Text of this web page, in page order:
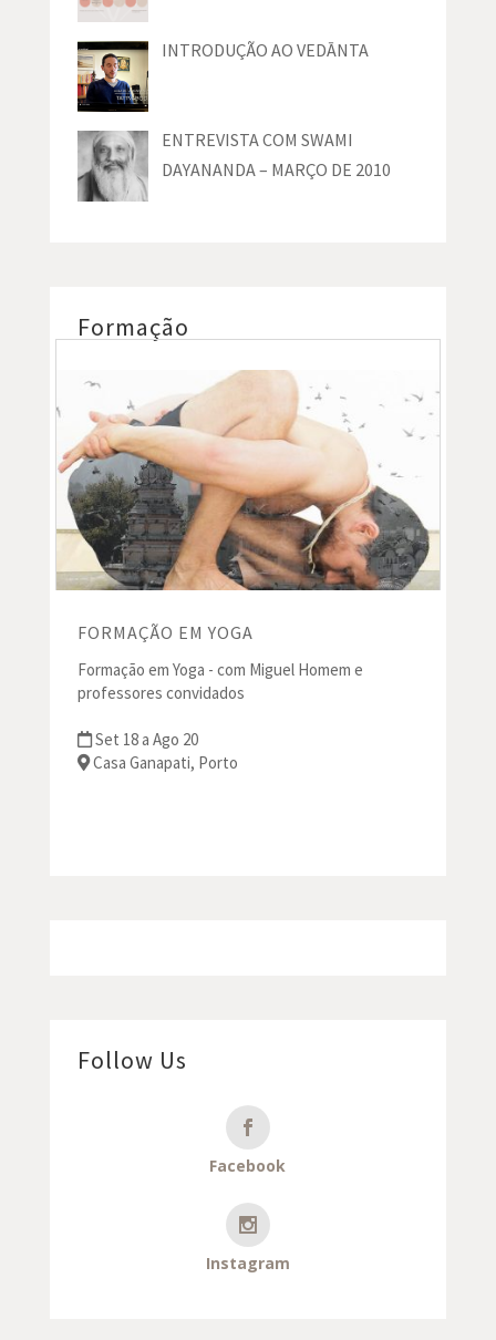
INTRODUÇÃO AO VEDĀNTA
ENTREVISTA COM SWAMI
DAYANANDA – MARÇO DE 2010
Formação
FORMAÇÃO EM YOGA
Formação em Yoga - com Miguel Homem e
professores convidados
Set 18 a Ago 20
Casa Ganapati, Porto
Follow Us
Facebook
Instagram